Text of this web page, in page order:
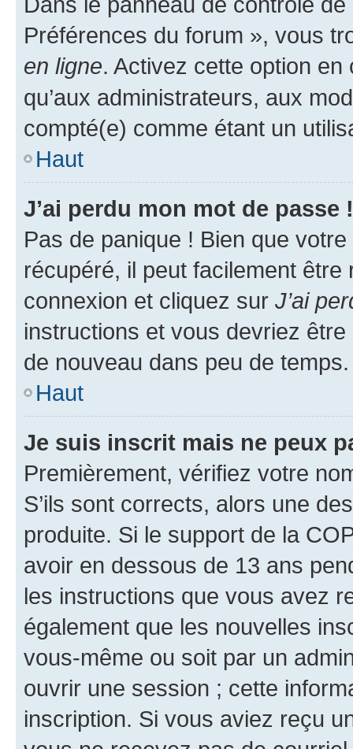
Préférences du forum », vous
en ligne. Activez cette option
qu’aux administrateurs, aux
compté(e) comme étant un
Haut
J’ai perdu mon mot de passe !
Pas de panique ! Bien que
récupéré, il peut facilement
connexion et cliquez sur J’ai
instructions et vous devriez
de nouveau dans peu de temps.
Haut
Je suis inscrit mais ne peux
Premièrement, vérifiez votre
S’ils sont corrects, alors une
produite. Si le support de la
avoir en dessous de 13 ans
les instructions que vous avez
également que les nouvelles
vous-même ou soit par un
ouvrir une session ; cette
inscription. Si vous aviez reçu